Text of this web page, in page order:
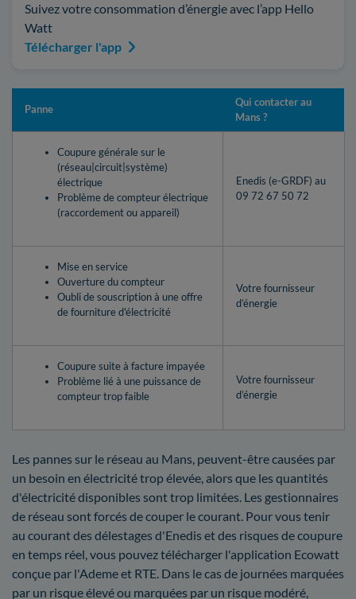
Suivez votre consommation d’énergie avec l’app Hello
Watt
Télécharger l'app
Panne
Qui contacter au
Mans ?
Coupure générale sur le
(réseau|circuit|système)
électrique
Problème de compteur électrique
(raccordement ou appareil)
Enedis (e-GRDF) au
09 72 67 50 72
Mise en service
Ouverture du compteur
Oubli de souscription à une offre
de fourniture d'électricité
Votre fournisseur
d’énergie
Coupure suite à facture impayée
Problème lié à une puissance de
compteur trop faible
Votre fournisseur
d’énergie
Les pannes sur le réseau au Mans, peuvent-être causées par
un besoin en électricité trop élevée, alors que les quantités
d'électricité disponibles sont trop limitées. Les gestionnaires
de réseau sont forcés de couper le courant. Pour vous tenir
au courant des délestages d'Enedis et des risques de coupure
en temps réel, vous pouvez télécharger l'application Ecowatt
conçue par l'Ademe et RTE. Dans le cas de journées marquées
par un risque élevé ou marquées par un risque modéré,